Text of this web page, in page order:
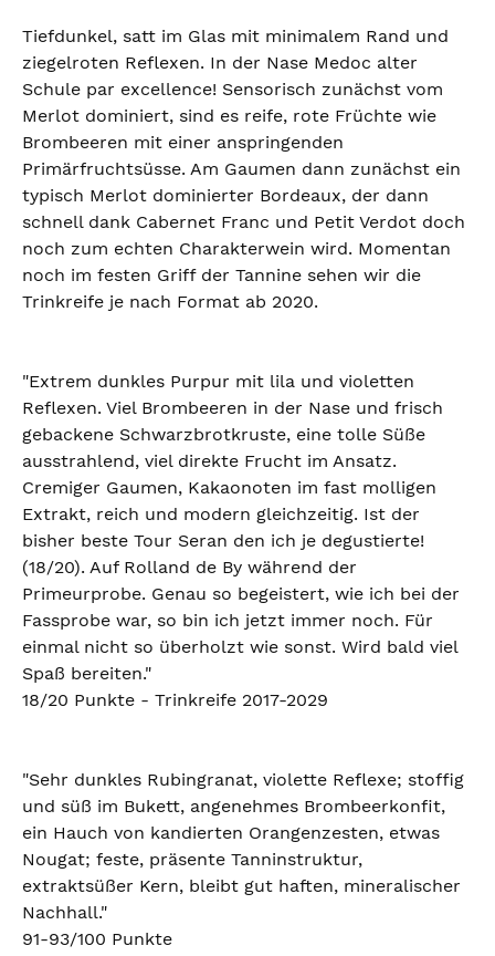
Tiefdunkel, satt im Glas mit minimalem Rand und
ziegelroten Reflexen. In der Nase Medoc alter
Schule par excellence! Sensorisch zunächst vom
Merlot dominiert, sind es reife, rote Früchte wie
Brombeeren mit einer anspringenden
Primärfruchtsüsse. Am Gaumen dann zunächst ein
typisch Merlot dominierter Bordeaux, der dann
schnell dank Cabernet Franc und Petit Verdot doch
noch zum echten Charakterwein wird. Momentan
noch im festen Griff der Tannine sehen wir die
Trinkreife je nach Format ab 2020.
"Extrem dunkles Purpur mit lila und violetten
Reflexen. Viel Brombeeren in der Nase und frisch
gebackene Schwarzbrotkruste, eine tolle Süße
ausstrahlend, viel direkte Frucht im Ansatz.
Cremiger Gaumen, Kakaonoten im fast molligen
Extrakt, reich und modern gleichzeitig. Ist der
bisher beste Tour Seran den ich je degustierte!
(18/20). Auf Rolland de By während der
Primeurprobe. Genau so begeistert, wie ich bei der
Fassprobe war, so bin ich jetzt immer noch. Für
einmal nicht so überholzt wie sonst. Wird bald viel
Spaß bereiten."
18/20 Punkte - Trinkreife 2017-2029
"Sehr dunkles Rubingranat, violette Reflexe; stoffig
und süß im Bukett, angenehmes Brombeerkonfit,
ein Hauch von kandierten Orangenzesten, etwas
Nougat; feste, präsente Tanninstruktur,
extraktsüßer Kern, bleibt gut haften, mineralischer
Nachhall."
91-93/100 Punkte